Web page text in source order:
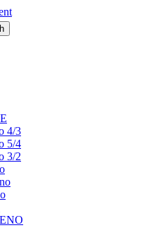
4/3
5/4
3/2